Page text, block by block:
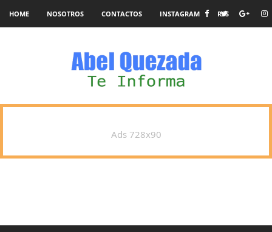
HOME NOSOTROS CONTACTOS INSTAGRAM RSS
Ads 728x90